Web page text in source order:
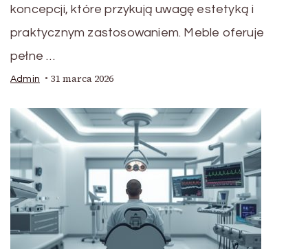
koncepcji, które przykują uwagę estetyką i
praktycznym zastosowaniem. Meble oferuje
pełne …
Admin 31 marca 2026